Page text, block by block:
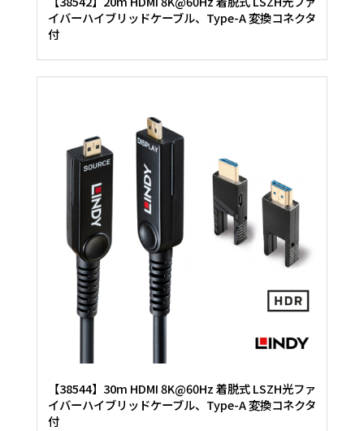
イバーハイブリッドケーブル、Type-A 変換コネクタ
付
【38544】30m HDMI 8K@60Hz 着脱式 LSZH光ファ
イバーハイブリッドケーブル、Type-A 変換コネクタ
付